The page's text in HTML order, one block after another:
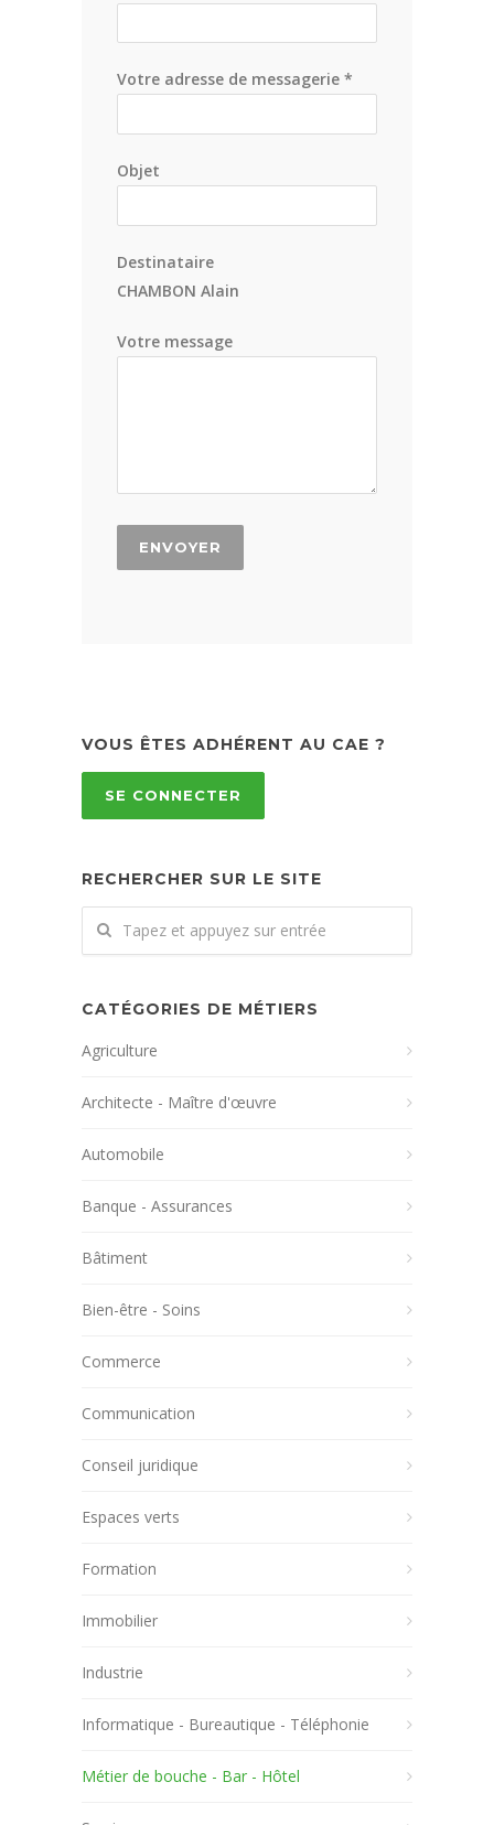
Votre adresse de messagerie *
Objet
Destinataire
CHAMBON Alain
Votre message
VOUS ÊTES ADHÉRENT AU CAE ?
SE CONNECTER
RECHERCHER SUR LE SITE
CATÉGORIES DE MÉTIERS
Agriculture
Architecte - Maître d'œuvre
Automobile
Banque - Assurances
Bâtiment
Bien-être - Soins
Commerce
Communication
Conseil juridique
Espaces verts
Formation
Immobilier
Industrie
Informatique - Bureautique - Téléphonie
Métier de bouche - Bar - Hôtel